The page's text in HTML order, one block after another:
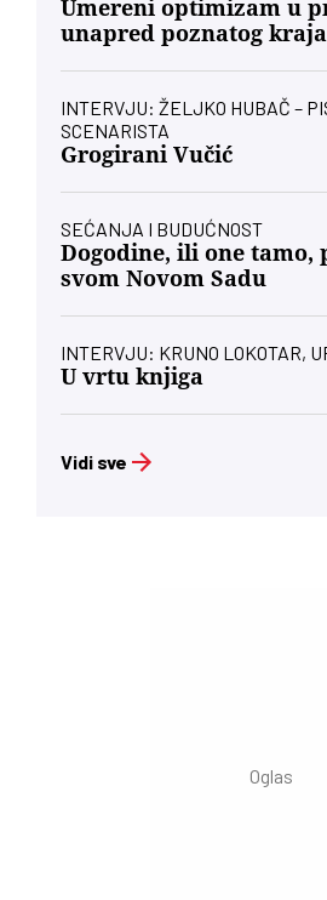
Umereni optimizam u
unapred poznatog kraja
INTERVJU: ŽELJKO HUBAČ –
SCENARISTA
Grogirani Vučić
SEĆANJA I BUDUĆNOST
Dogodine, ili one tamo,
svom Novom Sadu
INTERVJU: KRUNO LOKOTAR,
U vrtu knjiga
Vidi sve